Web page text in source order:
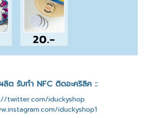
ต รับทำ NFC ติดอะคริลิค ::
twitter.com/iduckyshop
iduckyshop1